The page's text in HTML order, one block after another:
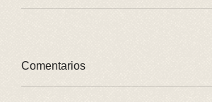
Comentarios